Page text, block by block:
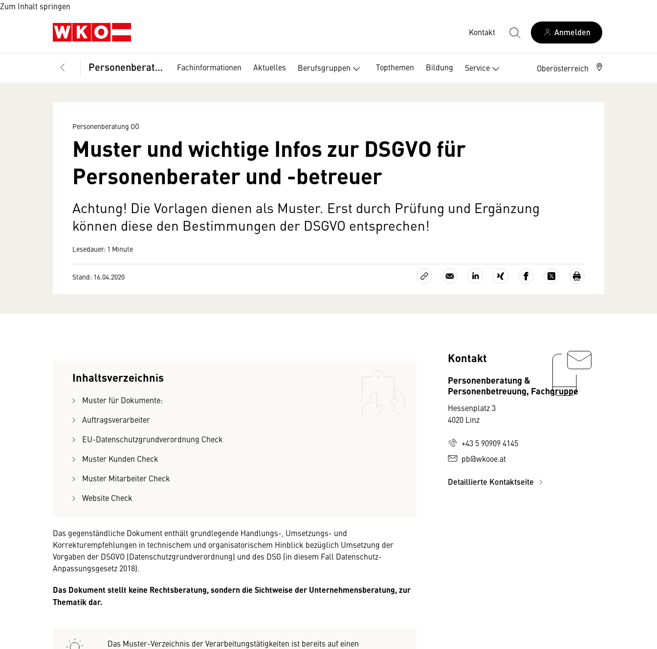
Zum Inhalt springen
Kontakt Anmelden
Personenberatung und Personenbetreuung, Fachgruppe Fachinformationen Aktuelles Berufsgruppen Topthemen Bildung Service Oberösterreich
Personenberatung OÖ
Muster und wichtige Infos zur DSGVO für
Personenberater und -betreuer
Achtung! Die Vorlagen dienen als Muster. Erst durch Prüfung und Ergänzung
können diese den Bestimmungen der DSGVO entsprechen!
Lesedauer: 1 Minute
Stand: 16.04.2020
Inhaltsverzeichnis
Muster für Dokumente:
Auftragsverarbeiter
EU-Datenschutzgrundverordnung Check
Muster Kunden Check
Muster Mitarbeiter Check
Website Check
Das gegenständliche Dokument enthält grundlegende Handlungs-, Umsetzungs- und
Korrekturempfehlungen in technischem und organisatorischem Hinblick bezüglich Umsetzung der
Vorgaben der DSGVO (Datenschutzgrundverordnung) und des DSG (in diesem Fall Datenschutz-
Anpassungsgesetz 2018).
Das Dokument stellt keine Rechtsberatung, sondern die Sichtweise der Unternehmensberatung, zur
Thematik dar.
Das Muster-Verzeichnis der Verarbeitungstätigkeiten ist bereits auf einen
Kontakt
Personenberatung &
Personenbetreuung, Fachgruppe
Hessenplatz 3
4020 Linz
+43 5 90909 4145
pb@wkooe.at
Detaillierte Kontaktseite